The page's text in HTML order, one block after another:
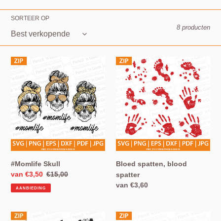
e
:
SORTEER OP
8 producten
#Momlife
#Momlife Skull
Aanbiedingsprijs
van €3,50 Normale
prijs
€15,00
AANBIEDING
Bloed
spatten,
blood
spatter
Bloed spatten, blood
spatter
Normale
van €3,60
Halloween
Pumkin